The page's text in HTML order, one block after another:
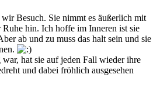
wir Besuch. Sie nimmt es äußerlich mit
Ruhe hin. Ich hoffe im Inneren ist sie
ab und zu muss das halt sein und sie
hat sie auf jeden Fall wieder ihre
und dabei fröhlich ausgesehen